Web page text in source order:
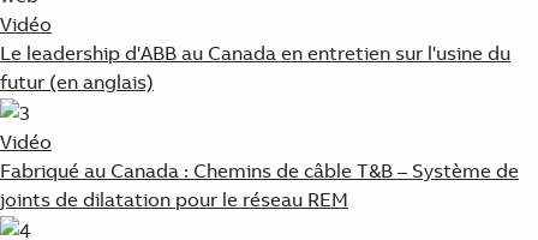
Vidéo
Le leadership d'ABB au Canada en entretien sur l'usine du
futur (en anglais)
Vidéo
Fabriqué au Canada : Chemins de câble T&B – Système de
joints de dilatation pour le réseau REM